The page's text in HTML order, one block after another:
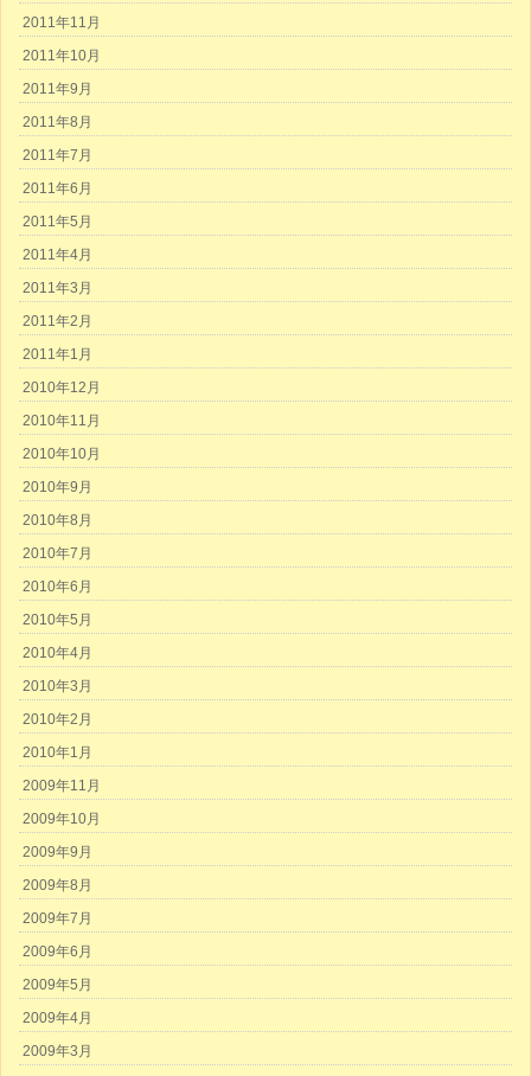
2011年11月
2011年10月
2011年9月
2011年8月
2011年7月
2011年6月
2011年5月
2011年4月
2011年3月
2011年2月
2011年1月
2010年12月
2010年11月
2010年10月
2010年9月
2010年8月
2010年7月
2010年6月
2010年5月
2010年4月
2010年3月
2010年2月
2010年1月
2009年11月
2009年10月
2009年9月
2009年8月
2009年7月
2009年6月
2009年5月
2009年4月
2009年3月